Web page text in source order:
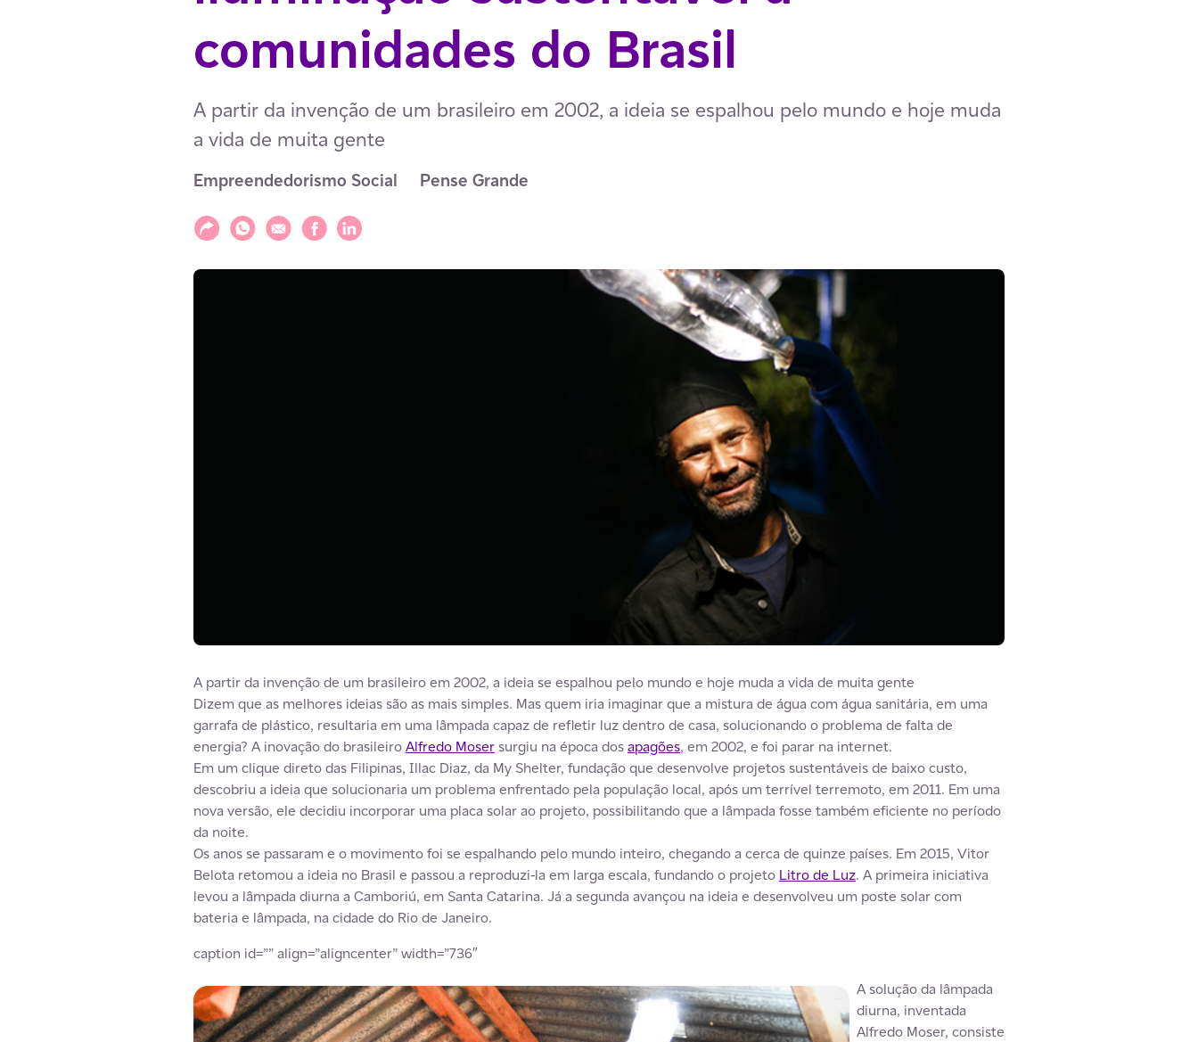
comunidades do Brasil
A partir da invenção de um brasileiro em 2002, a ideia se espalhou pelo mundo e hoje muda
a vida de muita gente
Empreendedorismo Social Pense Grande
Compartilhar
Compartilhar via WhatsApp
Compartilhar via E-mail
Compartilhar via Facebook
Compartilhar via LinkedIn
A partir da invenção de um brasileiro em 2002, a ideia se espalhou pelo mundo e hoje muda a vida de muita gente
Dizem que as melhores ideias são as mais simples. Mas quem iria imaginar que a mistura de água com água sanitária, em uma
garrafa de plástico, resultaria em uma lâmpada capaz de refletir luz dentro de casa, solucionando o problema de falta de
energia? A inovação do brasileiroAlfredo Moser surgiu na época dosapagões, em 2002, e foi parar na internet.
Em um clique direto das Filipinas, Illac Diaz, da My Shelter, fundação que desenvolve projetos sustentáveis de baixo custo,
descobriu a ideia que solucionaria um problema enfrentado pela população local, após um terrível terremoto, em 2011. Em uma
nova versão, ele decidiu incorporar uma placa solar ao projeto, possibilitando que a lâmpada fosse também eficiente no período
da noite.
Os anos se passaram e o movimento foi se espalhando pelo mundo inteiro, chegando a cerca de quinze países. Em 2015, Vitor
Belota retomou a ideia no Brasil e passou a reproduzi-la em larga escala, fundando o projeto Litro de Luz. A primeira iniciativa
levou a lâmpada diurna a Camboriú, em Santa Catarina. Já a segunda avançou na ideia e desenvolveu um poste solar com
bateria e lâmpada, na cidade do Rio de Janeiro.
caption id=”” align=”aligncenter” width=”736″
A solução da lâmpada
diurna, inventada
Alfredo Moser, consiste